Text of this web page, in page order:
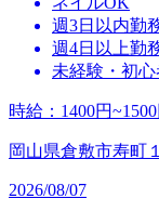
週3日以内勤
週4日以上勤
未経験・初心
時給 ： 1400円~1500
岡山県倉敷市寿町
2026/08/07